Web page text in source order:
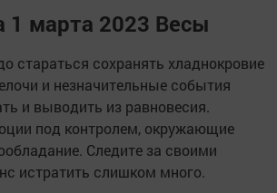
1 марта 2023 Весы
стараться сохранять хладнокровие
и незначительные события
и выводить из равновесия.
под контролем, окружающие
Следите за своими
истратить слишком много.